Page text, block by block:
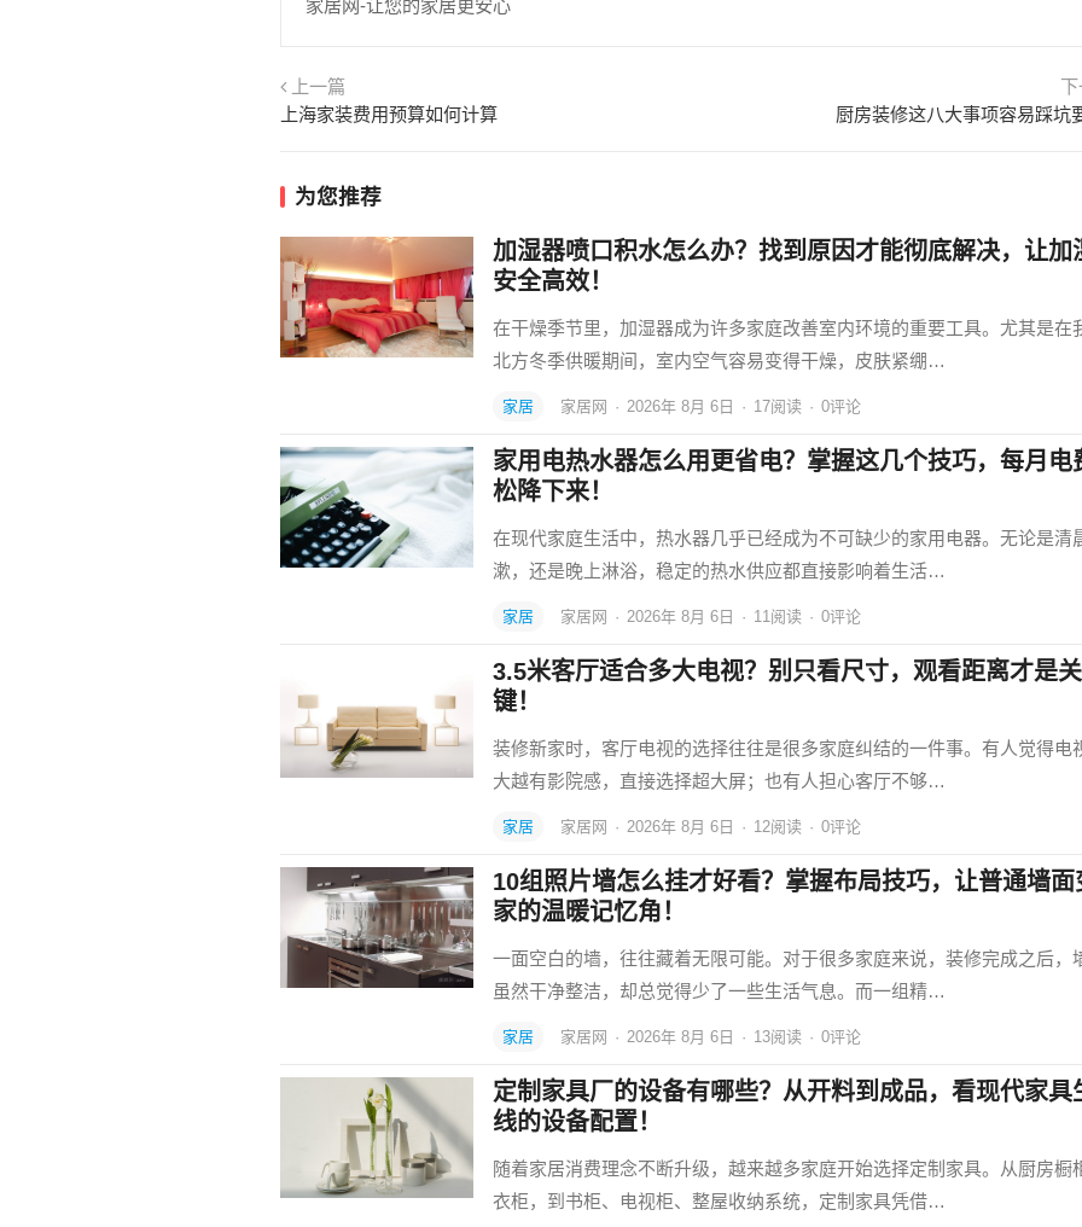
家居网-让您的家居更安心
上一篇
上海家装费用预算如何计算
厨房装修这八大事项容易踩坑
为您推荐
加湿器喷口积水怎么办？找到原因才能彻底解决，让加
安全高效！
在干燥季节里，加湿器成为许多家庭改善室内环境的重要工具。尤其是在
北方冬季供暖期间，室内空气容易变得干燥，皮肤紧绷…
家居 家居网 · 2026年 8月 6日 · 17阅读 · 0评论
家用电热水器怎么用更省电？掌握这几个技巧，每月电
松降下来！
在现代家庭生活中，热水器几乎已经成为不可缺少的家用电器。无论是清
漱，还是晚上淋浴，稳定的热水供应都直接影响着生活…
家居 家居网 · 2026年 8月 6日 · 11阅读 · 0评论
3.5米客厅适合多大电视？别只看尺寸，观看距离才是关
键！
装修新家时，客厅电视的选择往往是很多家庭纠结的一件事。有人觉得电
大越有影院感，直接选择超大屏；也有人担心客厅不够…
家居 家居网 · 2026年 8月 6日 · 12阅读 · 0评论
10组照片墙怎么挂才好看？掌握布局技巧，让普通墙面
家的温暖记忆角！
一面空白的墙，往往藏着无限可能。对于很多家庭来说，装修完成之后，
虽然干净整洁，却总觉得少了一些生活气息。而一组精…
家居 家居网 · 2026年 8月 6日 · 13阅读 · 0评论
定制家具厂的设备有哪些？从开料到成品，看现代家具
线的设备配置！
随着家居消费理念不断升级，越来越多家庭开始选择定制家具。从厨房橱
衣柜，到书柜、电视柜、整屋收纳系统，定制家具凭借…